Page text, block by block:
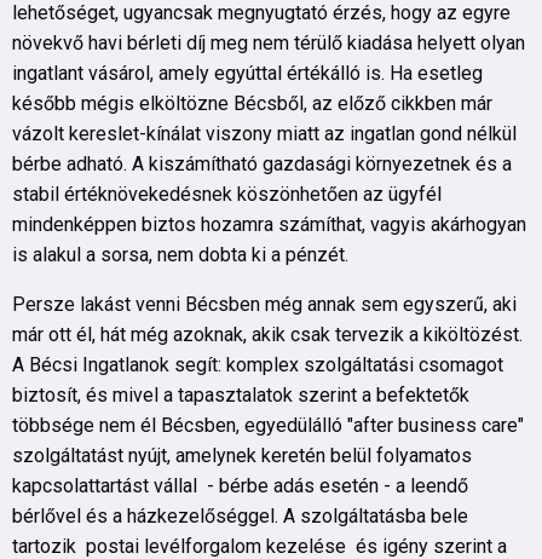
lehetőséget, ugyancsak megnyugtató érzés, hogy az egyre
növekvő havi bérleti díj meg nem térülő kiadása helyett olyan
ingatlant vásárol, amely egyúttal értékálló is. Ha esetleg
később mégis elköltözne Bécsből, az előző cikkben már
vázolt kereslet-kínálat viszony miatt az ingatlan gond nélkül
bérbe adható. A kiszámítható gazdasági környezetnek és a
stabil értéknövekedésnek köszönhetően az ügyfél
mindenképpen biztos hozamra számíthat, vagyis akárhogyan
is alakul a sorsa, nem dobta ki a pénzét.
Persze lakást venni Bécsben még annak sem egyszerű, aki
már ott él, hát még azoknak, akik csak tervezik a kiköltözést.
A Bécsi Ingatlanok segít: komplex szolgáltatási csomagot
biztosít, és mivel a tapasztalatok szerint a befektetők
többsége nem él Bécsben, egyedülálló "after business care"
szolgáltatást nyújt, amelynek keretén belül folyamatos
kapcsolattartást vállal - bérbe adás esetén - a leendő
bérlővel és a házkezelőséggel. A szolgáltatásba bele
tartozik postai levélforgalom kezelése és igény szerint a